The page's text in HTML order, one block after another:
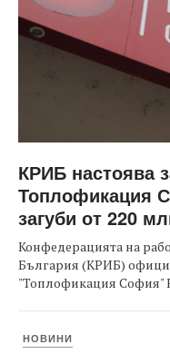
КРИБ настоява
Топлофикация
загуби от 220
Конфедерацията на
България (КРИБ)
"Топлофикация София"
НОВИНИ